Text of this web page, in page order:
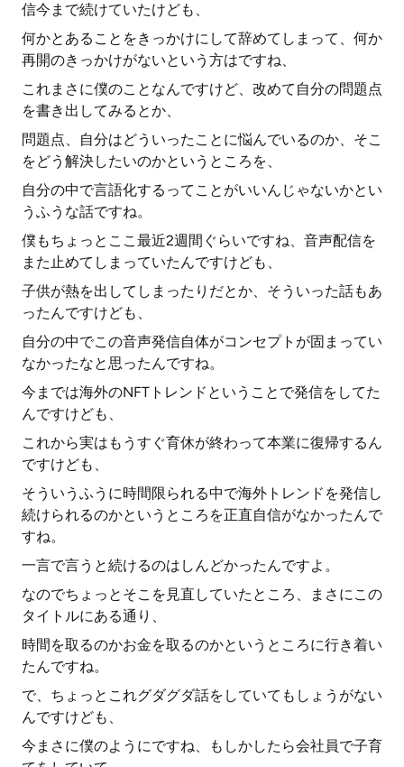
信今まで続けていたけども、
何かとあることをきっかけにして辞めてしまって、何か
再開のきっかけがないという方はですね、
これまさに僕のことなんですけど、改めて自分の問題点
を書き出してみるとか、
問題点、自分はどういったことに悩んでいるのか、そこ
をどう解決したいのかというところを、
自分の中で言語化するってことがいいんじゃないかとい
うふうな話ですね。
僕もちょっとここ最近2週間ぐらいですね、音声配信を
また止めてしまっていたんですけども、
子供が熱を出してしまったりだとか、そういった話もあ
ったんですけども、
自分の中でこの音声発信自体がコンセプトが固まってい
なかったなと思ったんですね。
今までは海外のNFTトレンドということで発信をしてた
んですけども、
これから実はもうすぐ育休が終わって本業に復帰するん
ですけども、
そういうふうに時間限られる中で海外トレンドを発信し
続けられるのかというところを正直自信がなかったんで
すね。
一言で言うと続けるのはしんどかったんですよ。
なのでちょっとそこを見直していたところ、まさにこの
タイトルにある通り、
時間を取るのかお金を取るのかというところに行き着い
たんですね。
で、ちょっとこれグダグダ話をしていてもしょうがない
んですけども、
今まさに僕のようにですね、もしかしたら会社員で子育